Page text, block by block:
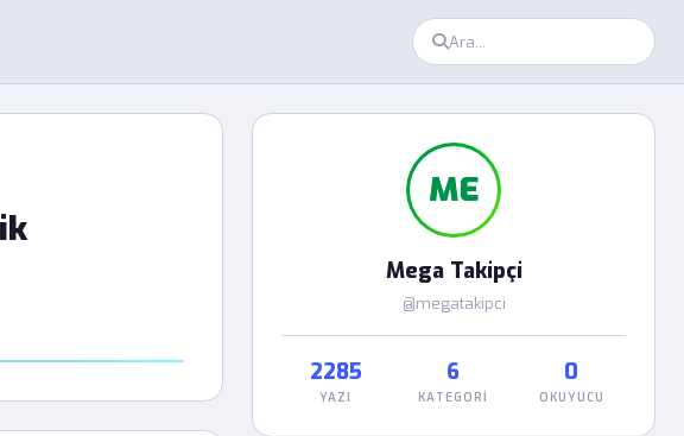
ME
Mega Takipçi
@megatakipci
2285
YAZI
6
KATEGORI
0
OKUYUCU